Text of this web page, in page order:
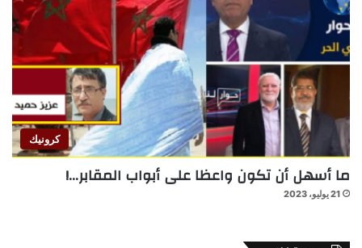
كرونيك
ما أسهل أن تكون واعظا على أبواب المقابر…!
21 يوليو، 2023